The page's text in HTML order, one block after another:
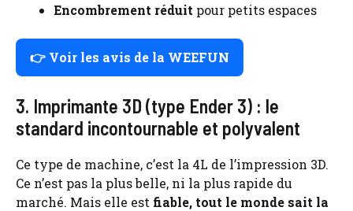
Encombrement réduit pour petits espaces
👉 Voir les avis de la WEEFUN
3. Imprimante 3D (type Ender 3) : le
standard incontournable et polyvalent
Ce type de machine, c’est la 4L de l’impression 3D.
Ce n’est pas la plus belle, ni la plus rapide du
marché. Mais elle est fiable, tout le monde sait la